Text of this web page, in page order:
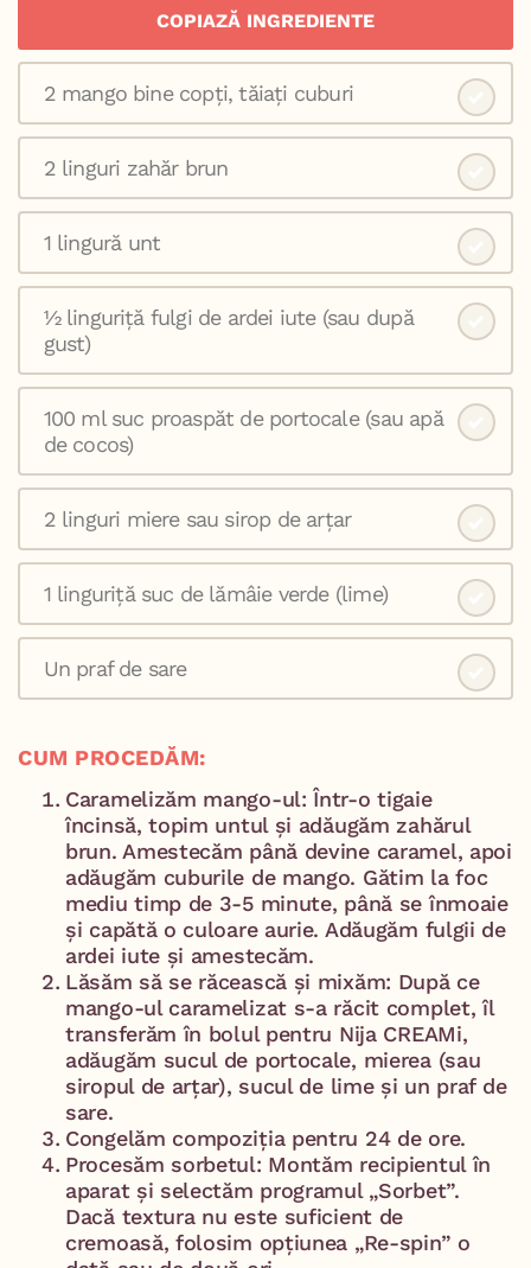
COPIAZĂ INGREDIENTE
2 mango bine copți, tăiați cuburi
2 linguri zahăr brun
1 lingură unt
½ linguriță fulgi de ardei iute (sau după
gust)
100 ml suc proaspăt de portocale (sau apă
de cocos)
2 linguri miere sau sirop de arțar
1 linguriță suc de lămâie verde (lime)
Un praf de sare
CUM PROCEDĂM:
Caramelizăm mango-ul: Într-o tigaie
încinsă, topim untul și adăugăm zahărul
brun. Amestecăm până devine caramel, apoi
adăugăm cuburile de mango. Gătim la foc
mediu timp de 3-5 minute, până se înmoaie
și capătă o culoare aurie. Adăugăm fulgii de
ardei iute și amestecăm.
Lăsăm să se răcească și mixăm: După ce
mango-ul caramelizat s-a răcit complet, îl
transferăm în bolul pentru Nija CREAMi,
adăugăm sucul de portocale, mierea (sau
siropul de arțar), sucul de lime și un praf de
sare.
Congelăm compoziția pentru 24 de ore.
Procesăm sorbetul: Montăm recipientul în
aparat și selectăm programul „Sorbet”.
Dacă textura nu este suficient de
cremoasă, folosim opțiunea „Re-spin” o